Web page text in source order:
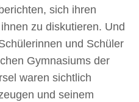
sich ihren
zu diskutieren. Und
und Schüler
Gymnasiums der
waren sichtlich
und seinem